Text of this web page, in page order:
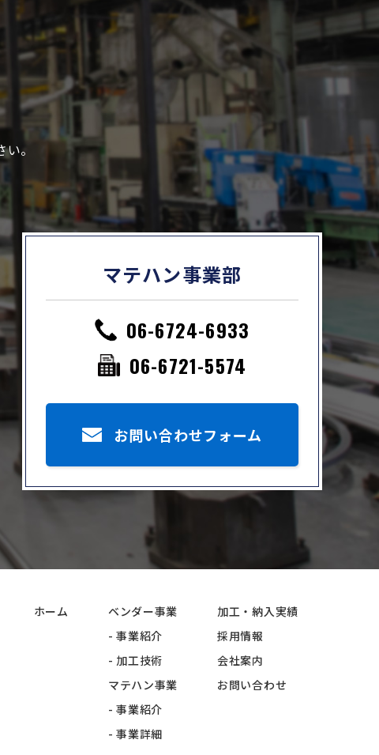
。
マテハン事業部
06-6724-6933
06-6721-5574
お問い合わせフォーム
ホーム
ベンダー事業
- 事業紹介
- 加工技術
マテハン事業
- 事業紹介
- 事業詳細
加工・納入実績
採用情報
会社案内
お問い合わせ